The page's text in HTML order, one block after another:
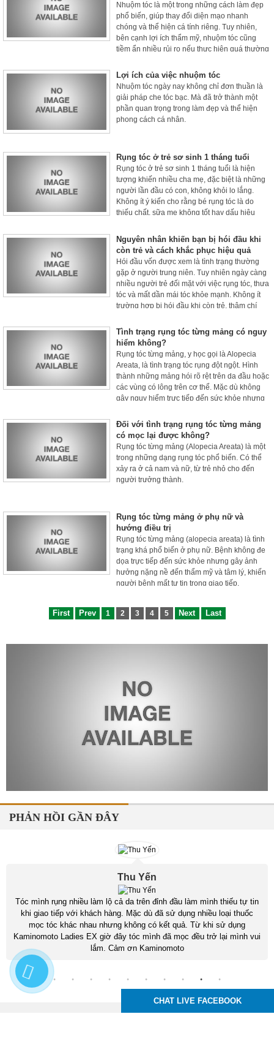
Nhuộm tóc là một trong những cách làm đẹp
phổ biến, giúp thay đổi diện mạo nhanh
chóng và thể hiện cá tính riêng. Tuy nhiên,
bên cạnh lợi ích thẩm mỹ, nhuộm tóc cũng
tiềm ẩn nhiều rủi ro nếu thực hiện quá thường
Lợi ích của việc nhuộm tóc
Nhuộm tóc ngày nay không chỉ đơn thuần là
giải pháp che tóc bạc. Mà đã trở thành một
phần quan trọng trong làm đẹp và thể hiện
phong cách cá nhân.
Rụng tóc ở trẻ sơ sinh 1 tháng tuổi
Rụng tóc ở trẻ sơ sinh 1 tháng tuổi là hiện
tượng khiến nhiều cha mẹ, đặc biệt là những
người lần đầu có con, không khỏi lo lắng.
Không ít ý kiến cho rằng bé rụng tóc là do
thiếu chất, sữa mẹ không tốt hay dấu hiệu
Nguyên nhân khiến bạn bị hói đầu khi
còn trẻ và cách khắc phục hiệu quả
Hói đầu vốn được xem là tình trạng thường
gặp ở người trung niên. Tuy nhiên ngày càng
nhiều người trẻ đối mặt với việc rụng tóc, thưa
tóc và mất dần mái tóc khỏe mạnh. Không ít
trường hợp bị hói đầu khi còn trẻ, thậm chí
Tình trạng rụng tóc từng mảng có nguy
hiểm không?
Rụng tóc từng mảng, y học gọi là Alopecia
Areata, là tình trạng tóc rụng đột ngột. Hình
thành những mảng hói rõ rệt trên da đầu hoặc
các vùng có lông trên cơ thể. Mặc dù không
gây nguy hiểm trực tiếp đến sức khỏe nhưng
Đối với tình trạng rụng tóc từng mảng
có mọc lại được không?
Rụng tóc từng mảng (Alopecia Areata) là một
trong những dạng rụng tóc phổ biến. Có thể
xảy ra ở cả nam và nữ, từ trẻ nhỏ cho đến
người trưởng thành.
Rụng tóc từng mảng ở phụ nữ và
hướng điều trị
Rụng tóc từng mảng (alopecia areata) là tình
trạng khá phổ biến ở phụ nữ. Bệnh không đe
dọa trực tiếp đến sức khỏe nhưng gây ảnh
hưởng nặng nề đến thẩm mỹ và tâm lý, khiến
người bệnh mất tự tin trong giao tiếp.
First Prev 1 2 3 4 5 Next Last
PHẢN HỒI GẦN ĐÂY
Thu Yến
Tóc mình rụng nhiều làm lộ cả da trên đỉnh đầu làm mình thiếu tự tin
khi giao tiếp với khách hàng. Mặc dù đã sử dụng nhiều loại thuốc
mọc tóc khác nhau nhưng không có kết quả. Từ khi sử dụng
Kaminomoto Ladies EX giờ đây tóc mình đã mọc đều trở lại mình vui
lắm. Cảm ơn Kaminomoto
Kaminomoto Nhật Bản
CHAT LIVE FACEBOOK